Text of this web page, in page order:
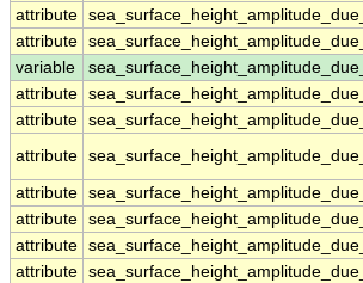
attribute
attribute
variable
attribute
attribute
attribute
attribute
attribute
attribute
attribute